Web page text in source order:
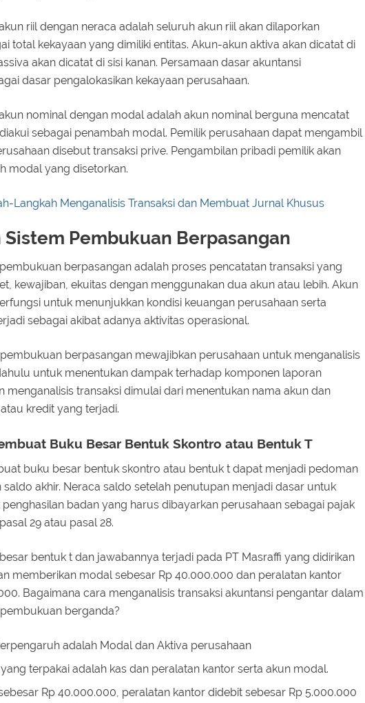
riil dengan neraca adalah seluruh akun riil akan dilaporkan
total kekayaan yang dimiliki entitas. Akun-akun aktiva akan dicatat di
akan dicatat di sisi kanan. Persamaan dasar akuntansi
dasar pengalokasikan kekayaan perusahaan.
nominal dengan modal adalah akun nominal berguna mencatat
sebagai penambah modal. Pemilik perusahaan dapat mengambil
disebut transaksi prive. Pengambilan pribadi pemilik akan
modal yang disetorkan.
Langkah Menganalisis Transaksi dan Membuat Jurnal Khusus
Pembukuan Berpasangan
berpasangan adalah proses pencatatan transaksi yang
kewajiban, ekuitas dengan menggunakan dua akun atau lebih. Akun
untuk menunjukkan kondisi keuangan perusahaan serta
sebagai akibat adanya aktivitas operasional.
berpasangan mewajibkan perusahaan untuk menganalisis
untuk menentukan dampak terhadap komponen laporan
menganalisis transaksi dimulai dari menentukan nama akun dan
kredit yang terjadi.
Buku Besar Bentuk Skontro atau Bentuk T
buku besar bentuk skontro atau bentuk t dapat menjadi pedoman
akhir. Neraca saldo setelah penutupan menjadi dasar untuk
badan yang harus dibayarkan perusahaan sebagai pajak
29 atau pasal 28.
bentuk t dan jawabannya terjadi pada PT Masraffi yang didirikan
memberikan modal sebesar Rp 40.000.000 dan peralatan kantor
Bagaimana cara menganalisis transaksi akuntansi pengantar dalam
berganda?
adalah Modal dan Aktiva perusahaan
terpakai adalah kas dan peralatan kantor serta akun modal.
Rp 40.000.000, peralatan kantor didebit sebesar Rp 5.000.000